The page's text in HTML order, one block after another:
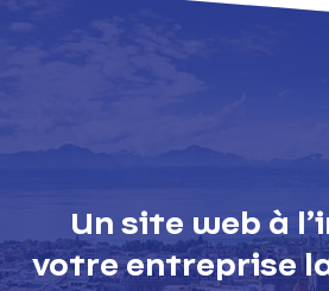
Un site web à
votre entreprise